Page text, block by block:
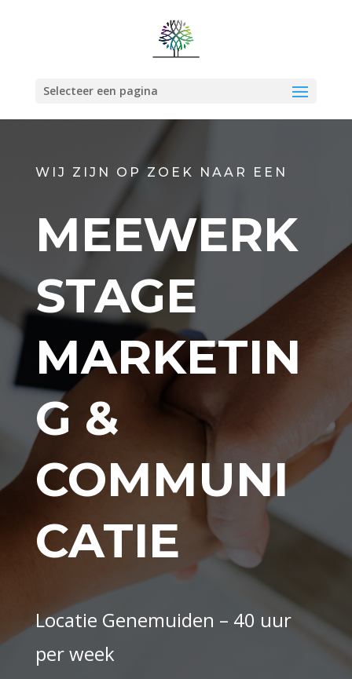
Selecteer een pagina
WIJ ZIJN OP ZOEK NAAR EEN
MEEWERK
STAGE
MARKETIN
G &
COMMUNI
CATIE
Locatie Genemuiden – 40 uur
per week